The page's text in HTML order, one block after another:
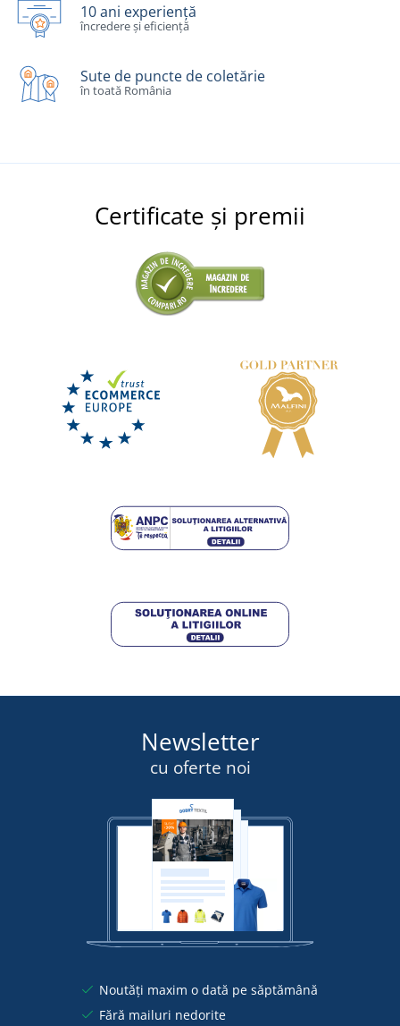
10 ani experiență
încredere și eficiență
Sute de puncte de coletărie
în toată România
Certificate și premii
Newsletter
cu oferte noi
Noutăți maxim o dată pe săptămână
Fără mailuri nedorite